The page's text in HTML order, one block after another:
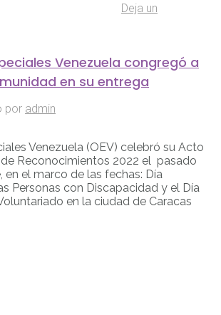
Deja un
Venezuela congregó a
en su entrega
por admin
Venezuela (OEV) celebró su Acto
Reconocimientos 2022 el pasado
en el marco de las fechas: Día
Personas con Discapacidad y el Día
en la ciudad de Caracas